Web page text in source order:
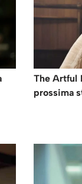
The Artful
prossima